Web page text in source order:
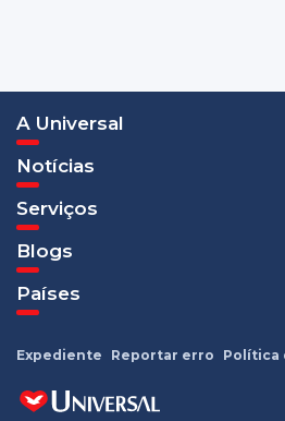
A Universal
Notícias
Serviços
Blogs
Países
Expediente Reportar erro Política